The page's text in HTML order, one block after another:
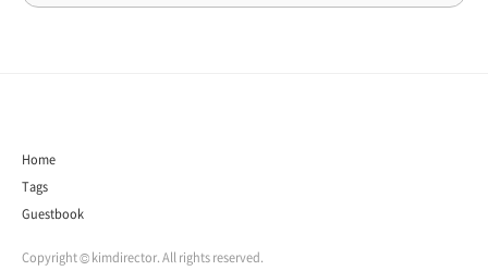
Home
Tags
Guestbook
Copyright © kimdirector. All rights reserved.